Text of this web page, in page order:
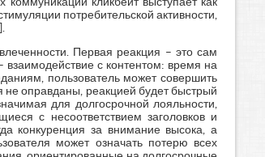
потребительской активности,
Первая реакция – это сам
взаимодействие с контентом: время на
пользователь может совершить
не оправданы, реакцией будет быстрый
для долгосрочной лояльности,
с несоответствием заголовков и
конкуренция за внимание высока, а
может означать потерю всех